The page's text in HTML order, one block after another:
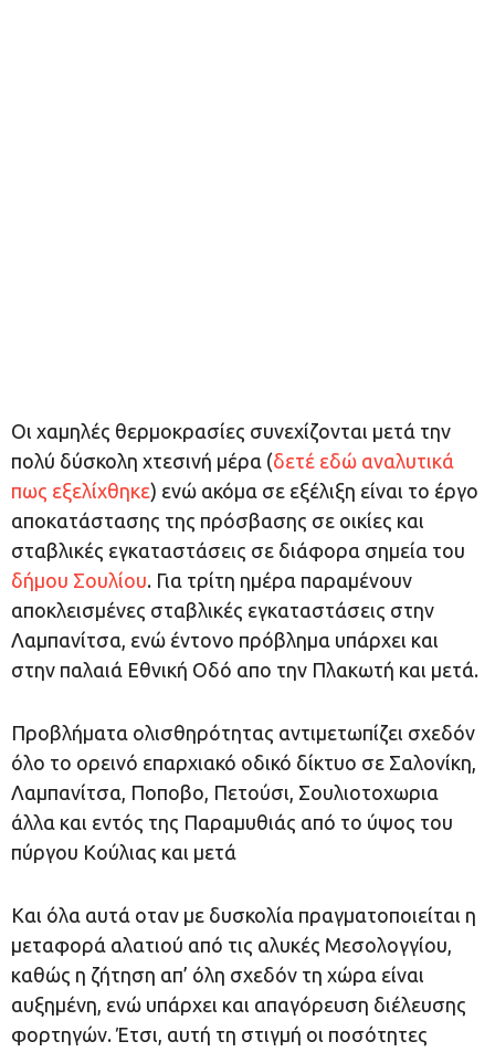
Οι χαμηλές θερμοκρασίες συνεχίζονται μετά την
πολύ δύσκολη χτεσινή μέρα (δετέ εδώ αναλυτικά
πως εξελίχθηκε) ενώ ακόμα σε εξέλιξη είναι το έργο
αποκατάστασης της πρόσβασης σε οικίες και
σταβλικές εγκαταστάσεις σε διάφορα σημεία του
δήμου Σουλίου. Για τρίτη ημέρα παραμένουν
αποκλεισμένες σταβλικές εγκαταστάσεις στην
Λαμπανίτσα, ενώ έντονο πρόβλημα υπάρχει και
στην παλαιά Εθνική Οδό απο την Πλακωτή και μετά.
Προβλήματα ολισθηρότητας αντιμετωπίζει σχεδόν
όλο το ορεινό επαρχιακό οδικό δίκτυο σε Σαλονίκη,
Λαμπανίτσα, Ποποβο, Πετούσι, Σουλιοτοχωρια
άλλα και εντός της Παραμυθιάς από το ύψος του
πύργου Κούλιας και μετά
Και όλα αυτά οταν με δυσκολία πραγματοποιείται η
μεταφορά αλατιού από τις αλυκές Μεσολογγίου,
καθώς η ζήτηση απ’ όλη σχεδόν τη χώρα είναι
αυξημένη, ενώ υπάρχει και απαγόρευση διέλευσης
φορτηγών. Έτσι, αυτή τη στιγμή οι ποσότητες